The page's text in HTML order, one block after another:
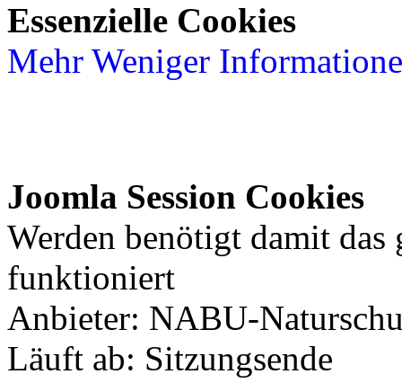
Essenzielle Cookies
Mehr Weniger
Joomla Session Cookies
Werden benötigt damit
funktioniert
Anbieter: NABU-
Läuft ab: Sitzungsende